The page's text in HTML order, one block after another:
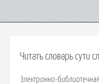
Читать словарь сути
Электронно-